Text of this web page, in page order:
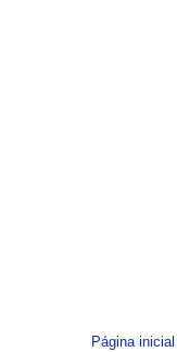
Página inicial